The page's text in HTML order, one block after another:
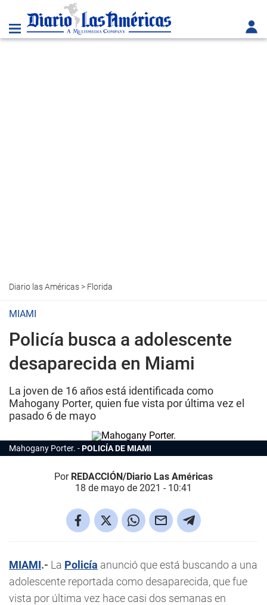
Diario las Américas> Florida
MIAMI
Policía busca a adolescente
desaparecida en Miami
La joven de 16 años está identificada como
Mahogany Porter, quien fue vista por última vez el
pasado 6 de mayo
Mahogany Porter. POLICÍA DE MIAMI
Por REDACCIÓN/Diario Las Américas
18 de mayo de 2021 - 10:41
MIAMI.- La Policía anunció que está buscando a una
adolescente reportada como desaparecida, que fue
vista por última vez hace casi dos semanas en